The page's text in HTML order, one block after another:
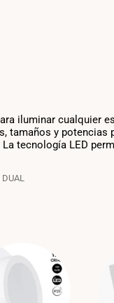
iluminar cualquier
tamaños y
tecnología LED
DUAL